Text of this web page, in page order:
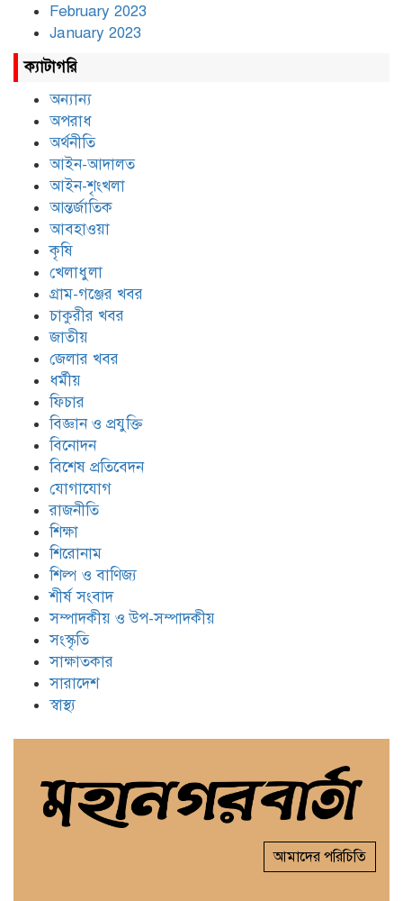
February 2023
January 2023
ক্যাটাগরি
অন্যান্য
অপরাধ
অর্থনীতি
আইন-আদালত
আইন-শৃংখলা
আন্তর্জাতিক
আবহাওয়া
কৃষি
খেলাধুলা
গ্রাম-গঞ্জের খবর
চাকুরীর খবর
জাতীয়
জেলার খবর
ধর্মীয়
ফিচার
বিজ্ঞান ও প্রযুক্তি
বিনোদন
বিশেষ প্রতিবেদন
যোগাযোগ
রাজনীতি
শিক্ষা
শিরোনাম
শিল্প ও বাণিজ্য
শীর্ষ সংবাদ
সম্পাদকীয় ও উপ-সম্পাদকীয়
সংস্কৃতি
সাক্ষাতকার
সারাদেশ
স্বাস্থ্য
আমাদের পরিচিতি